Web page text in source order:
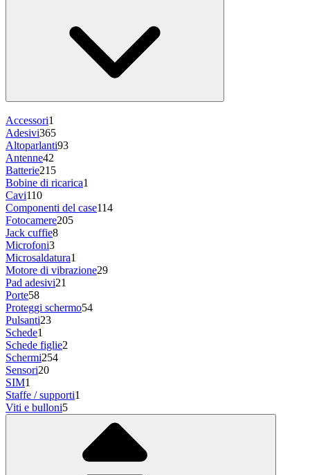
Accessori1
Adesivi365
Altoparlanti93
Antenne42
Batterie215
Bobine di ricarica1
Cavi110
Componenti del case114
Fotocamere205
Jack cuffie8
Microfoni3
Microsaldatura1
Motore di vibrazione29
Pad adesivi21
Porte58
Proteggi schermo54
Pulsanti23
Schede1
Schede figlie2
Schermi254
Sensori20
SIM1
Staffe / supporti1
Viti e bulloni5